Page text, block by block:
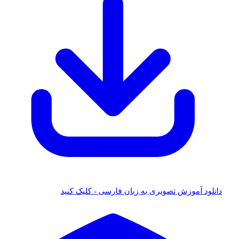
آموزش تصویری به زبان فارسی - کلیک کنید